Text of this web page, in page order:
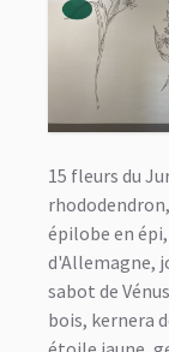
15 fleurs du
épilobe en
d'Allemagne,
sabot de
bois, kernera